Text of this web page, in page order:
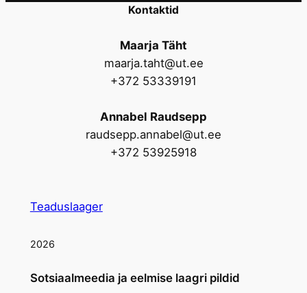
Kontaktid
Maarja Täht
maarja.taht@ut.ee
+372 53339191
Annabel Raudsepp
raudsepp.annabel@ut.ee
+372 53925918
Teaduslaager
2026
Sotsiaalmeedia ja eelmise laagri pildid